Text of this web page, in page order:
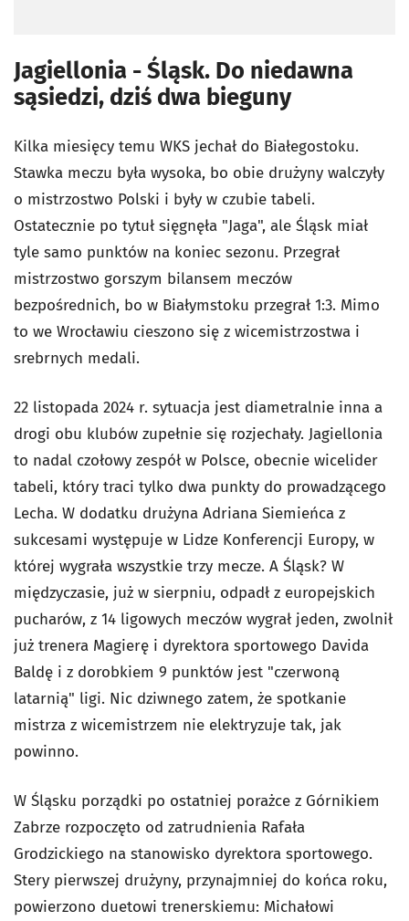
Jagiellonia - Śląsk. Do niedawna
sąsiedzi, dziś dwa bieguny
Kilka miesięcy temu WKS jechał do Białegostoku.
Stawka meczu była wysoka, bo obie drużyny walczyły
o mistrzostwo Polski i były w czubie tabeli.
Ostatecznie po tytuł sięgnęła "Jaga", ale Śląsk miał
tyle samo punktów na koniec sezonu. Przegrał
mistrzostwo gorszym bilansem meczów
bezpośrednich, bo w Białymstoku przegrał 1:3. Mimo
to we Wrocławiu cieszono się z wicemistrzostwa i
srebrnych medali.
22 listopada 2024 r. sytuacja jest diametralnie inna a
drogi obu klubów zupełnie się rozjechały. Jagiellonia
to nadal czołowy zespół w Polsce, obecnie wicelider
tabeli, który traci tylko dwa punkty do prowadzącego
Lecha. W dodatku drużyna Adriana Siemieńca z
sukcesami występuje w Lidze Konferencji Europy, w
której wygrała wszystkie trzy mecze. A Śląsk? W
międzyczasie, już w sierpniu, odpadł z europejskich
pucharów, z 14 ligowych meczów wygrał jeden, zwolnił
już trenera Magierę i dyrektora sportowego Davida
Baldę i z dorobkiem 9 punktów jest "czerwoną
latarnią" ligi. Nic dziwnego zatem, że spotkanie
mistrza z wicemistrzem nie elektryzuje tak, jak
powinno.
W Śląsku porządki po ostatniej porażce z Górnikiem
Zabrze rozpoczęto od zatrudnienia Rafała
Grodzickiego na stanowisko dyrektora sportowego.
Stery pierwszej drużyny, przynajmniej do końca roku,
powierzono duetowi trenerskiemu: Michałowi